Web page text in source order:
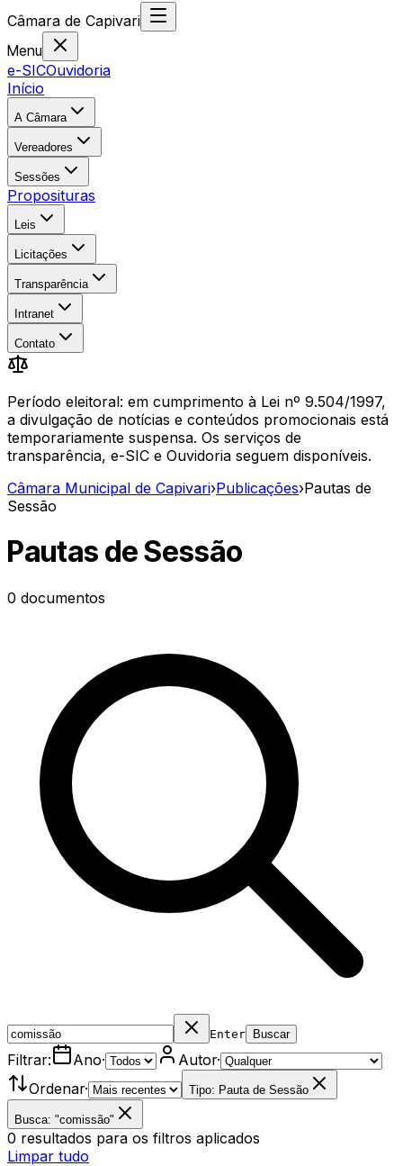
Câmara de Capivari
Menu
e-SICOuvidoria
Início
A Câmara
Vereadores
Sessões
Proposituras
Leis
Licitações
Transparência
Intranet
Contato
Período eleitoral: em cumprimento à Lei nº 9.504/1997,
a divulgação de notícias e conteúdos promocionais está
temporariamente suspensa. Os serviços de
transparência, e-SIC e Ouvidoria seguem disponíveis.
Câmara Municipal de Capivari›Publicações›Pautas de
Sessão
Pautas de Sessão
0 documentos
Enter Buscar
Filtrar: Ano· Autor·
Ordenar· Tipo: Pauta de Sessão
Busca: "comissão"
0 resultados para os filtros aplicados
Limpar tudo